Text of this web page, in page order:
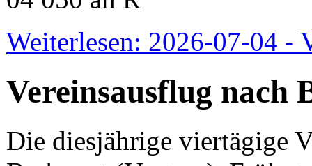
Weiterlesen: 2026-07-04 -
Vereinsausflug nach
Die diesjährige viertägige